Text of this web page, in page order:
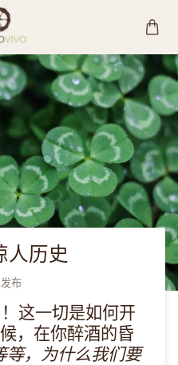
人历史
发布
这一切是如何开
，在你醉酒的昏
等，为什么我们要